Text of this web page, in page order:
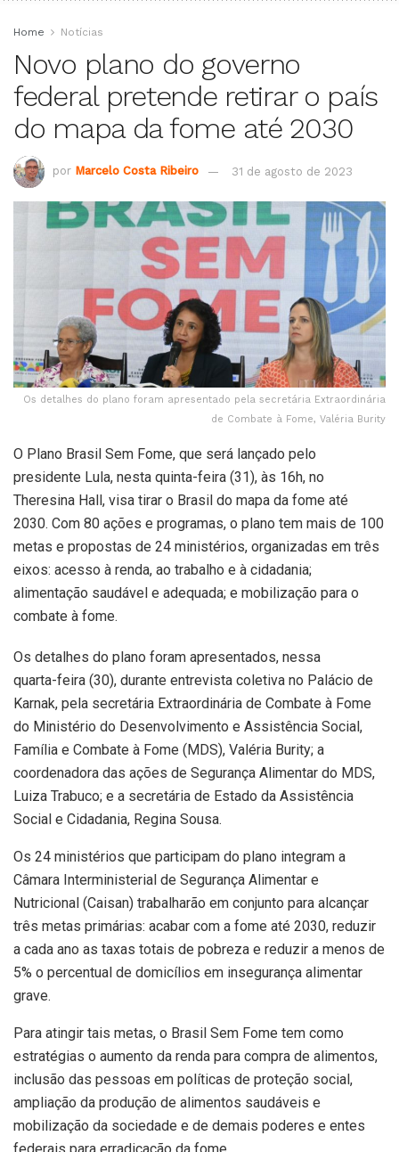
Home Notícias
Novo plano do governo
federal pretende retirar o país
do mapa da fome até 2030
por Marcelo Costa Ribeiro 31 de agosto de 2023
Os detalhes do plano foram apresentado pela secretária Extraordinária
de Combate à Fome, Valéria Burity
O Plano Brasil Sem Fome, que será lançado pelo
presidente Lula, nesta quinta-feira (31), às 16h, no
Theresina Hall, visa tirar o Brasil do mapa da fome até
2030. Com 80 ações e programas, o plano tem mais de 100
metas e propostas de 24 ministérios, organizadas em três
eixos: acesso à renda, ao trabalho e à cidadania;
alimentação saudável e adequada; e mobilização para o
combate à fome.
Os detalhes do plano foram apresentados, nessa
quarta-feira (30), durante entrevista coletiva no Palácio de
Karnak, pela secretária Extraordinária de Combate à Fome
do Ministério do Desenvolvimento e Assistência Social,
Família e Combate à Fome (MDS), Valéria Burity; a
coordenadora das ações de Segurança Alimentar do MDS,
Luiza Trabuco; e a secretária de Estado da Assistência
Social e Cidadania, Regina Sousa.
Os 24 ministérios que participam do plano integram a
Câmara Interministerial de Segurança Alimentar e
Nutricional (Caisan) trabalharão em conjunto para alcançar
três metas primárias: acabar com a fome até 2030, reduzir
a cada ano as taxas totais de pobreza e reduzir a menos de
5% o percentual de domicílios em insegurança alimentar
grave.
Para atingir tais metas, o Brasil Sem Fome tem como
estratégias o aumento da renda para compra de alimentos,
inclusão das pessoas em políticas de proteção social,
ampliação da produção de alimentos saudáveis e
mobilização da sociedade e de demais poderes e entes